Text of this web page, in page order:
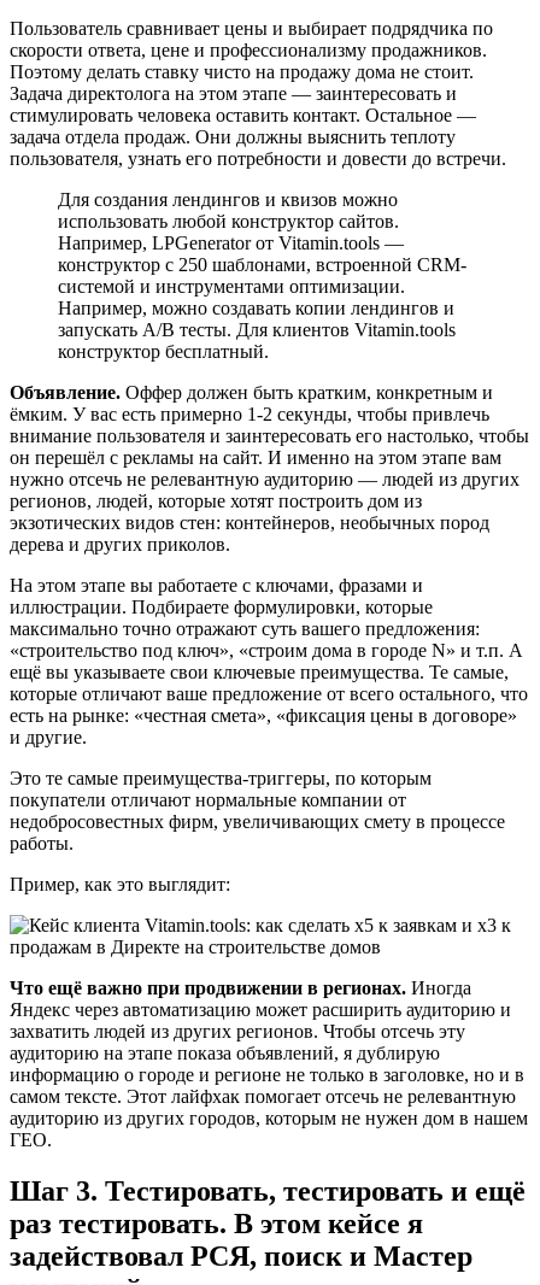
Пользователь сравнивает цены и выбирает подрядчика по
скорости ответа, цене и профессионализму продажников.
Поэтому делать ставку чисто на продажу дома не стоит.
Задача директолога на этом этапе — заинтересовать и
стимулировать человека оставить контакт. Остальное —
задача отдела продаж. Они должны выяснить теплоту
пользователя, узнать его потребности и довести до встречи.
Для создания лендингов и квизов можно
использовать любой конструктор сайтов.
Например, LPGenerator от Vitamin.tools —
конструктор с 250 шаблонами, встроенной CRM-
системой и инструментами оптимизации.
Например, можно создавать копии лендингов и
запускать A/B тесты. Для клиентов Vitamin.tools
конструктор бесплатный.
Объявление. Оффер должен быть кратким, конкретным и
ёмким. У вас есть примерно 1-2 секунды, чтобы привлечь
внимание пользователя и заинтересовать его настолько, чтобы
он перешёл с рекламы на сайт. И именно на этом этапе вам
нужно отсечь не релевантную аудиторию — людей из других
регионов, людей, которые хотят построить дом из
экзотических видов стен: контейнеров, необычных пород
дерева и других приколов.
На этом этапе вы работаете с ключами, фразами и
иллюстрации. Подбираете формулировки, которые
максимально точно отражают суть вашего предложения:
«строительство под ключ», «строим дома в городе N» и т.п. А
ещё вы указываете свои ключевые преимущества. Те самые,
которые отличают ваше предложение от всего остального, что
есть на рынке: «честная смета», «фиксация цены в договоре»
и другие.
Это те самые преимущества-триггеры, по которым
покупатели отличают нормальные компании от
недобросовестных фирм, увеличивающих смету в процессе
работы.
Пример, как это выглядит:
Что ещё важно при продвижении в регионах. Иногда
Яндекс через автоматизацию может расширить аудиторию и
захватить людей из других регионов. Чтобы отсечь эту
аудиторию на этапе показа объявлений, я дублирую
информацию о городе и регионе не только в заголовке, но и в
самом тексте. Этот лайфхак помогает отсечь не релевантную
аудиторию из других городов, которым не нужен дом в нашем
ГЕО.
Шаг 3. Тестировать, тестировать и ещё
раз тестировать. В этом кейсе я
задействовал РСЯ, поиск и Мастер